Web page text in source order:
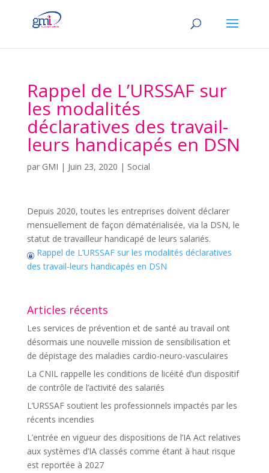
Rappel de L’URSSAF sur
les modalités
déclaratives des travail-
leurs handicapés en DSN
par GMI | Juin 23, 2020 | Social
Depuis 2020, toutes les entreprises doivent déclarer
mensuellement de façon dématérialisée, via la DSN, le
statut de travailleur handicapé de leurs salariés.
Rappel de L’URSSAF sur les modalités déclaratives
des travail-leurs handicapés en DSN
Articles récents
Les services de prévention et de santé au travail ont
désormais une nouvelle mission de sensibilisation et
de dépistage des maladies cardio-neuro-vasculaires
La CNIL rappelle les conditions de licéité d’un dispositif
de contrôle de l’activité des salariés
L’URSSAF soutient les professionnels impactés par les
récents incendies
L’entrée en vigueur des dispositions de l’IA Act relatives
aux systèmes d’IA classés comme étant à haut risque
est reportée à 2027